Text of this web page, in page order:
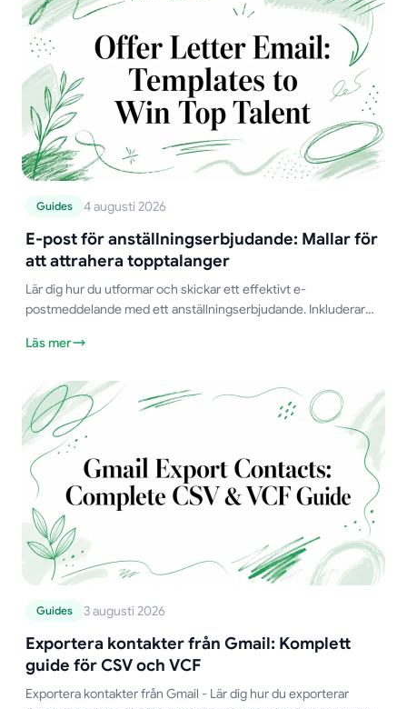
Guides 4 augusti 2026
E-post för anställningserbjudande: Mallar för
att attrahera topptalanger
Lär dig hur du utformar och skickar ett effektivt e-
postmeddelande med ett anställningserbjudande. Inkluderar
Läs mer
Guides 3 augusti 2026
Exportera kontakter från Gmail: Komplett
guide för CSV och VCF
Exportera kontakter från Gmail - Lär dig hur du exporterar